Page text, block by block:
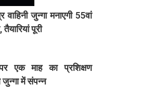
जुन्गा मनाएगी 55वां
पूरी
एक माह का प्रशिक्षण
में संपन्न